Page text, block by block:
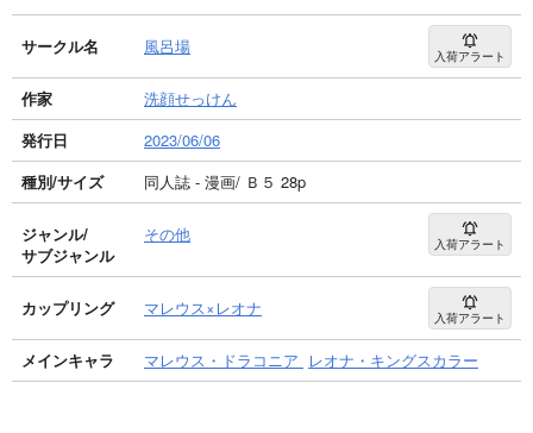
サークル名 風呂場 入荷アラート
作家
洗顔せっけん
発行日
2023/06/06
種別/サイズ
同人誌 - 漫画/ Ｂ５ 28p
ジャンル/
サブジャンル
その他 入荷アラート
カップリング マレウス×レオナ 入荷アラート
メインキャラ マレウス・ドラコニア レオナ・キングスカラー